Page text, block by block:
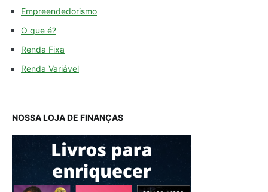
Empreendedorismo
O que é?
Renda Fixa
Renda Variável
NOSSA LOJA DE FINANÇAS